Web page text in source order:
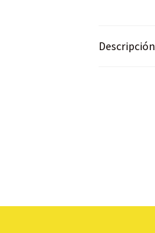
Descripción